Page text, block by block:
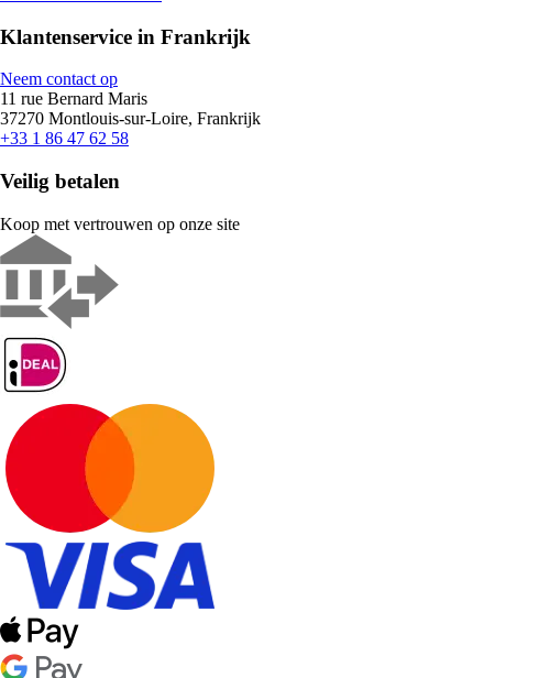
Klantenservice in Frankrijk
Neem contact op
11 rue Bernard Maris
37270 Montlouis-sur-Loire, Frankrijk
+33 1 86 47 62 58
Veilig betalen
Koop met vertrouwen op onze site